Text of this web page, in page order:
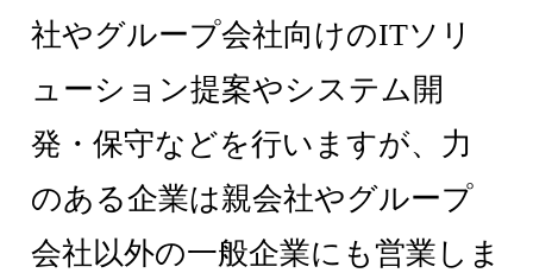
社やグループ会社向けのITソリ
ューション提案やシステム開
発・保守などを行いますが、力
のある企業は親会社やグループ
会社以外の一般企業にも営業しま